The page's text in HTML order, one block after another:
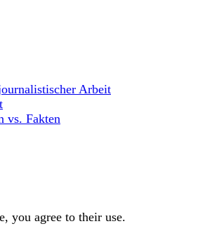
Arbeit
vs. Fakten
you agree to their use.